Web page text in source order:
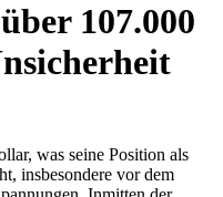
107.000
was seine Position als
insbesondere vor dem